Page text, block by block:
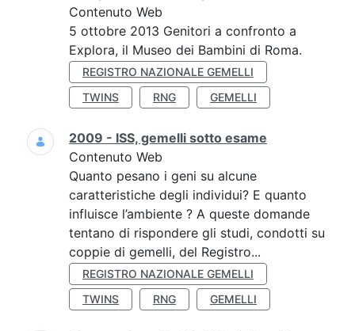
Contenuto Web
5 ottobre 2013 Genitori a confronto a
Explora, il Museo dei Bambini di Roma.
REGISTRO NAZIONALE GEMELLI
TWINS
RNG GEMELLI
2009 - ISS, gemelli sotto esame
Contenuto Web
Quanto pesano i geni su alcune
caratteristiche degli individui? E quanto
influisce l’ambiente ? A queste domande
tentano di rispondere gli studi, condotti su
coppie di gemelli, del Registro...
REGISTRO NAZIONALE GEMELLI
TWINS
RNG GEMELLI